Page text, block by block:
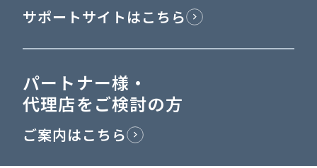
サポートサイトはこちら
パートナー様・
代理店をご検討の方
ご案内はこちら